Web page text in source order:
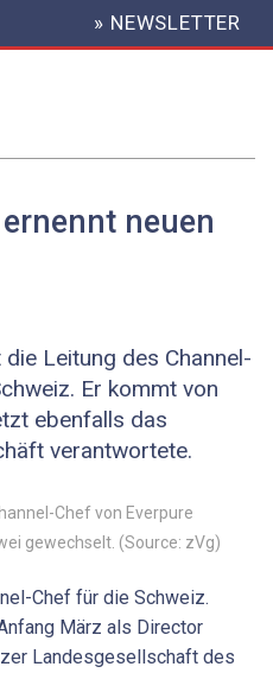
HEADER
MENU
» NEWSLETTER
neuen
Leitung des Channel-
Er kommt von
ebenfalls das
verantwortete.
Chef von Everpure
gewechselt. (Source: zVg)
Chef für die Schweiz.
März als Director
Landesgesellschaft des